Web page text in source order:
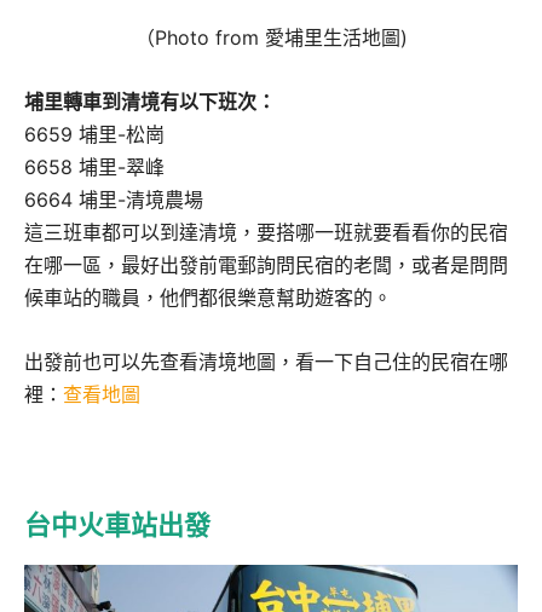
（Photo from 愛埔里生活地圖)
埔里轉車到清境有以下班次：
6659 埔里-松崗
6658 埔里-翠峰
6664 埔里-清境農場
這三班車都可以到達清境，要搭哪一班就要看看你的民宿
在哪一區，最好出發前電郵詢問民宿的老闆，或者是問問
候車站的職員，他們都很樂意幫助遊客的。
出發前也可以先查看清境地圖，看一下自己住的民宿在哪
裡： 查看地圖
台中火車站出發